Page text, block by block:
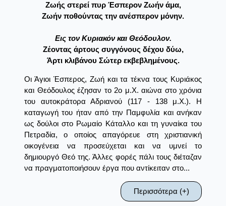
Ζωής στερεί πυρ Έσπερον Ζωήν άμα,
Ζωήν ποθούντας την ανέσπερον μόνην.
Eις τον Kυριακόν και Θεόδουλον.
Ζέοντας άρτους συγγόνους δέχου δύω,
Άρτι κλιβάνου Σώτερ εκβεβλημένους.
Οι Άγιοι Έσπερος, Ζωή και τα τέκνα τους Κυριάκος
και Θεόδουλος έζησαν το 2ο μ.Χ. αιώνα στο χρόνια
του αυτοκράτορα Αδριανού (117 - 138 μ.Χ.). Η
καταγωγή του ήταν από την Παμφυλία και ανήκαν
ως δούλοι στο Ρωμαίο Κάταλλο και τη γυναίκα του
Πετραδία, ο οποίος απαγόρευε στη χριστιανική
οικογένεια να προσεύχεται και να υμνεί το
δημιουργό Θεό της. Άλλες φορές πάλι τους διέταζαν
να πραγματοποιήσουν έργα που αντίκειταν στο...
Περισσότερα (+)